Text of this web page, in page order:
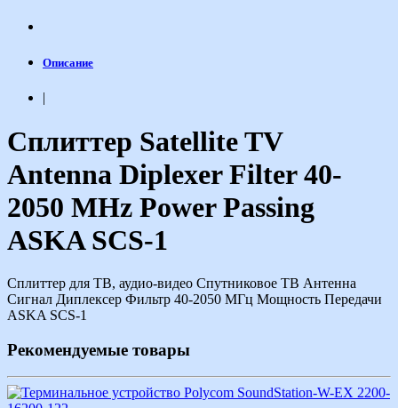
Описание
|
Сплиттер Satellite TV
Antenna Diplexer Filter 40-
2050 MHz Power Passing
ASKA SCS-1
Сплиттер для ТВ, аудио-видео Спутниковое ТВ Антенна
Сигнал Диплексер Фильтр 40-2050 МГц Мощность Передачи
ASKA SCS-1
Рекомендуемые товары